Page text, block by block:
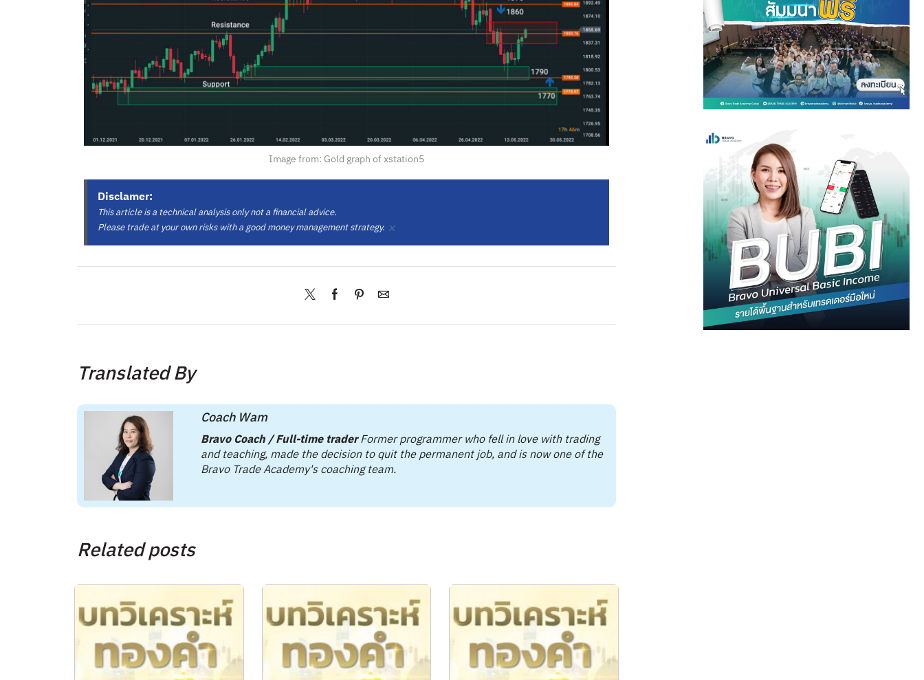
Image from: Gold graph of xstation5
Disclamer:
This article is a technical analysis only not a financial advice.
Please trade at your own risks with a good money management strategy. ×
Translated By
Coach Wam
Bravo Coach / Full-time traderFormer programmer who fell in love with trading
and teaching, made the decision to quit the permanent job, and is now one of the
Bravo Trade Academy's coaching team.
Related posts